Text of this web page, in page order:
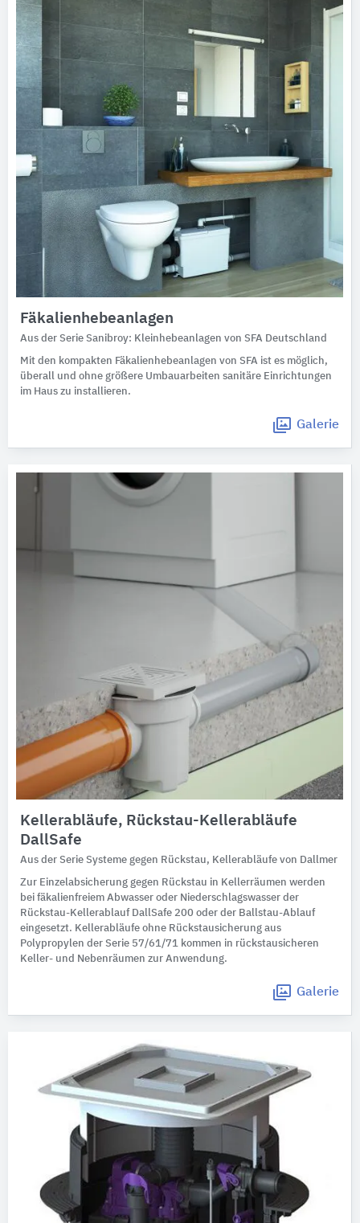
Fäkalienhebeanlagen
Aus der Serie Sanibroy: Kleinhebeanlagen von SFA Deutschland
Mit den kompakten Fäkalienhebeanlagen von SFA ist es möglich,
überall und ohne größere Umbauarbeiten sanitäre Einrichtungen
im Haus zu installieren.
Galerie
Kellerabläufe, Rückstau-Kellerabläufe
DallSafe
Aus der Serie Systeme gegen Rückstau, Kellerabläufe von Dallmer
Zur Einzelabsicherung gegen Rückstau in Kellerräumen werden
bei fäkalienfreiem Abwasser oder Niederschlagswasser der
Rückstau-Kellerablauf DallSafe 200 oder der Ballstau-Ablauf
eingesetzt. Kellerabläufe ohne Rückstausicherung aus
Polypropylen der Serie 57/61/71 kommen in rückstausicheren
Keller- und Nebenräumen zur Anwendung.
Galerie